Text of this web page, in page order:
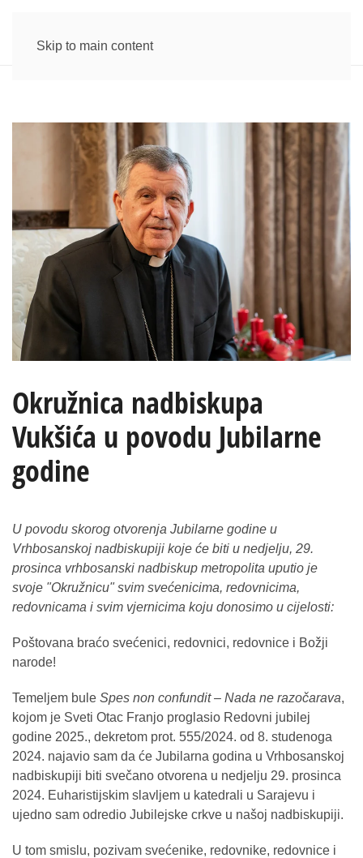
Skip to main content
Okružnica nadbiskupa
Vukšića u povodu Jubilarne
godine
U povodu skorog otvorenja Jubilarne godine u
Vrhbosanskoj nadbiskupiji koje će biti u nedjelju, 29.
prosinca vrhbosanski nadbiskup metropolita uputio je
svoje "Okružnicu" svim svećenicima, redovnicima,
redovnicama i svim vjernicima koju donosimo u cijelosti:
Poštovana braćo svećenici, redovnici, redovnice i Božji
narode!
Temeljem bule Spes non confundit – Nada ne razočarava,
kojom je Sveti Otac Franjo proglasio Redovni jubilej
godine 2025., dekretom prot. 555/2024. od 8. studenoga
2024. najavio sam da će Jubilarna godina u Vrhbosanskoj
nadbiskupiji biti svečano otvorena u nedjelju 29. prosinca
2024. Euharistijskim slavljem u katedrali u Sarajevu i
ujedno sam odredio Jubilejske crkve u našoj nadbiskupiji.
U tom smislu, pozivam svećenike, redovnike, redovnice i